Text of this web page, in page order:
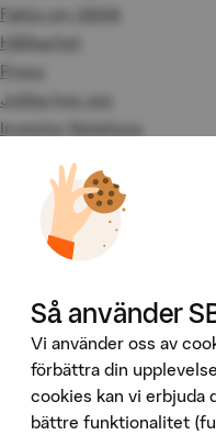
Fakta om SBAB
Hållbarhet
Press
Jobba hos oss
Investor Relations
Tillgänglighet
Våra tjänster
Hittamäklare
Developer Portal
Ladda ner vår app
App Store
Så använder
Vi använder oss av
förbättra din
cookies kan vi erbjuda
bättre funktionalitet